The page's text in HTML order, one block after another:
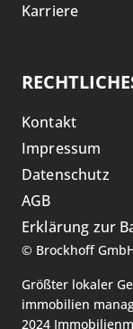
Karriere
Kontakt
Impressum
Datenschutz
AGB
Erklärung zur
© Brockhoff
Größter lokaler
immobilien
2024